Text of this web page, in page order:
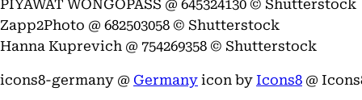
PIYAWAT WONGOPASS @ 645324130 © Shutterstock
Zapp2Photo @ 682503058 © Shutterstock
Hanna Kuprevich @ 754269358 © Shutterstock
icons8-germany @ Germany icon by Icons8 @